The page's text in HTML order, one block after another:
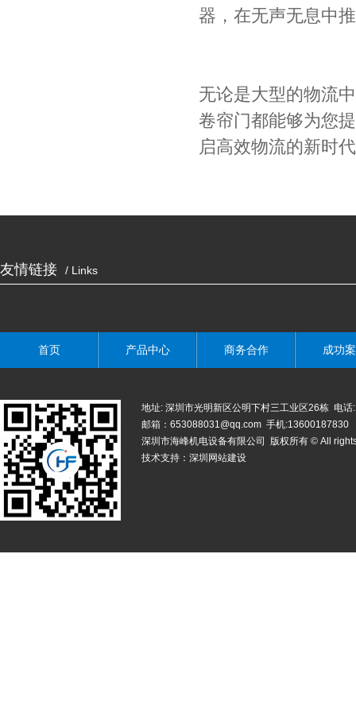
器，在无声无息中
无论是大型的物流
卷帘门都能够为您
启高效物流的新时
友情链接 / Links
首页 产品中心 商务合作 成功
地址: 深圳市光明新区公明下村三工业区26栋 电
邮箱：653088031@qq.com 手机:13600187830
深圳市海峰机电设备有限公司 版权所有 © All
技术支持： 深圳网站建设